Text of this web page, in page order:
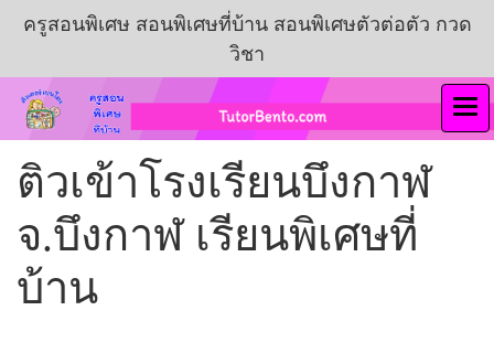
ครูสอนพิเศษ สอนพิเศษที่บ้าน สอนพิเศษตัวต่อตัว กวด
วิชา
ติวเข้าโรงเรียนบึงกาฬ
จ.บึงกาฬ เรียนพิเศษที่
บ้าน